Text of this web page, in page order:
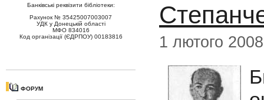
Банківські реквізити бібліотеки:
Рахунок № 35425007003007
УДК у Донецькій області
МФО 834016
Код організації (ЄДРПОУ) 00183816
ФОРУМ
1 лютого 2008